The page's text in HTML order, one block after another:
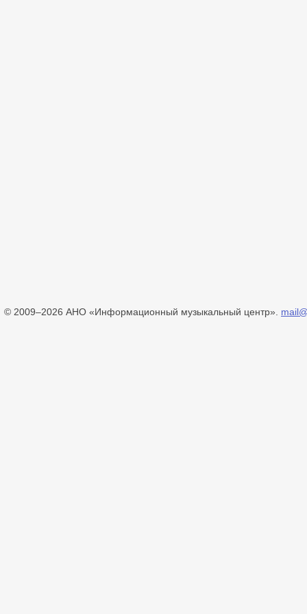
© 2009–2026 АНО «Информационный музыкальный центр».